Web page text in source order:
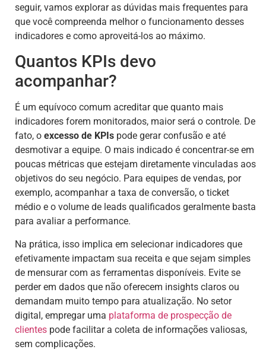
seguir, vamos explorar as dúvidas mais frequentes para
que você compreenda melhor o funcionamento desses
indicadores e como aproveitá-los ao máximo.
Quantos KPIs devo
acompanhar?
É um equívoco comum acreditar que quanto mais
indicadores forem monitorados, maior será o controle. De
fato, o excesso de KPIs pode gerar confusão e até
desmotivar a equipe. O mais indicado é concentrar-se em
poucas métricas que estejam diretamente vinculadas aos
objetivos do seu negócio. Para equipes de vendas, por
exemplo, acompanhar a taxa de conversão, o ticket
médio e o volume de leads qualificados geralmente basta
para avaliar a performance.
Na prática, isso implica em selecionar indicadores que
efetivamente impactam sua receita e que sejam simples
de mensurar com as ferramentas disponíveis. Evite se
perder em dados que não oferecem insights claros ou
demandam muito tempo para atualização. No setor
digital, empregar uma plataforma de prospecção de
clientes pode facilitar a coleta de informações valiosas,
sem complicações.